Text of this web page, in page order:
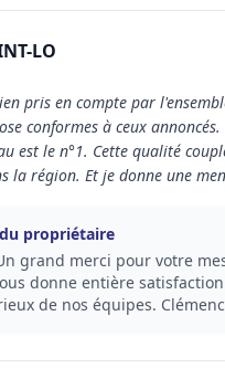
LO
pris en compte par
conformes à ceux
est le n°1. Cette qualité
la région. Et je donne une
propriétaire
grand merci pour votre
donne entière
de nos équipes.